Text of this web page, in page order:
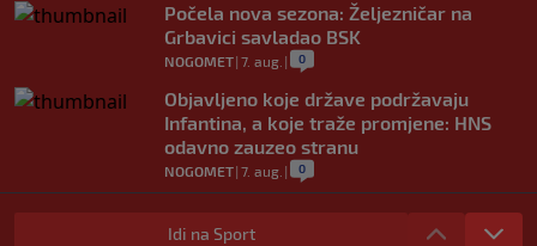
Počela nova sezona: Željezničar na
Grbavici savladao BSK
NOGOMET| 7. aug. | 0
Objavljeno koje države podržavaju
Infantina, a koje traže promjene: HNS
odavno zauzeo stranu
NOGOMET| 7. aug. | 0
UEFA pokreće istragu: Je li Infantino
namjeravao prodati prava na Svjetsko
Idi na Sport